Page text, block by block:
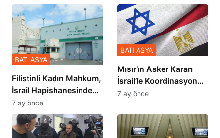
Filistinli Kadın Mahkum,
İsrail Hapishanesindeki
Zulmü Anlattı
BATI ASYA
7 ay önce
Mısır’ın Asker Kararı
İsrail’le Koordinasyon
İçinde Gerçekleşmiş
BATI ASYA
7 ay önce